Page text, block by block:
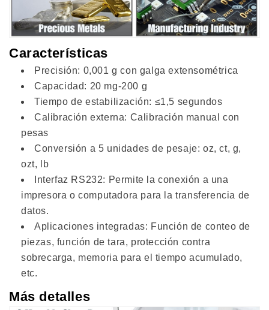
Características
Precisión: 0,001 g con galga extensométrica
Capacidad: 20 mg-200 g
Tiempo de estabilización: ≤1,5 ​​segundos
Calibración externa: Calibración manual con
pesas
Conversión a 5 unidades de pesaje: oz, ct, g,
ozt, lb
Interfaz RS232: Permite la conexión a una
impresora o computadora para la transferencia de
datos.
Aplicaciones integradas: Función de conteo de
piezas, función de tara, protección contra
sobrecarga, memoria para el tiempo acumulado,
etc.
Más detalles